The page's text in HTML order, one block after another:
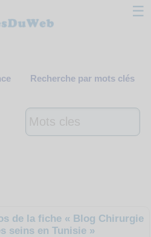
☰
Recherche par mots clés
de la fiche « Blog Chirurgie
seins en Tunisie »